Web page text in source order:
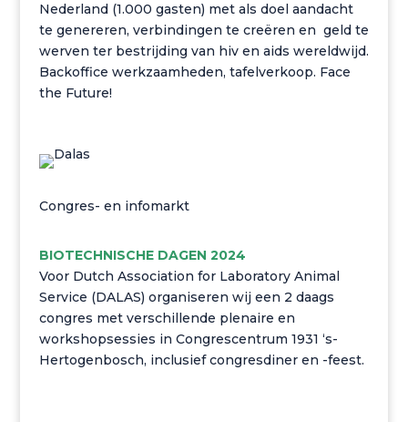
Nederland (1.000 gasten) met als doel aandacht
te genereren, verbindingen te creëren en geld te
werven ter bestrijding van hiv en aids wereldwijd.
Backoffice werkzaamheden, tafelverkoop. Face
the Future!
Congres- en infomarkt
BIOTECHNISCHE DAGEN 2024
Voor Dutch Association for Laboratory Animal
Service (DALAS) organiseren wij een 2 daags
congres met verschillende plenaire en
workshopsessies in Congrescentrum 1931 ‘s-
Hertogenbosch, inclusief congresdiner en -feest.